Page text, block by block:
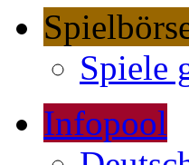
Spiele
Infopool